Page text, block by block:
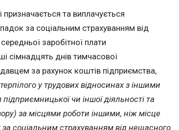
та виплачується
за соціальним страхуванням від
заробітної плати
сімнадцять днів тимчасової
за рахунок коштів підприємства,
у трудових відносинах з іншими
чи іншої діяльності та
за місцями роботи іншими, ніж місце
соціальним страхуванням від нещасного